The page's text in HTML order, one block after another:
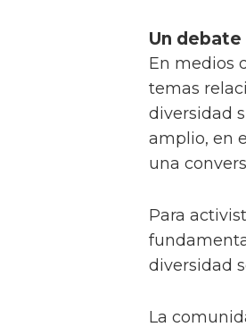
Un
En medios
temas
diversidad
amplio, en
una
Para
diversidad
La